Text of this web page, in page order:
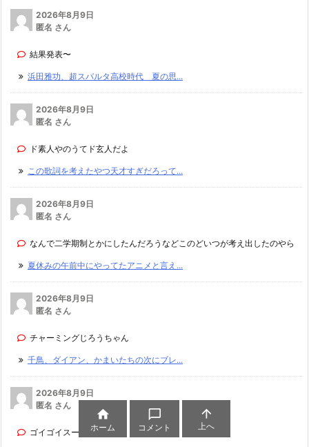
2026年8月9日
匿名 さん
結果発表〜
浜田雅功、超スパルタ高校時代 夏の思...
2026年8月9日
匿名 さん
ド素人やのうてド玄人だよ
この歌詞を考えたやつ天才すぎだろって...
2026年8月9日
匿名 さん
なんで二学期制とかにしたんだろうなどこのどいつが考え出したのやら
夏休みの午前中にやってたアニメと言え...
2026年8月9日
匿名 さん
チャーミングじろうちゃん
千鳥、ダイアン、かまいたちの次にブレ...
2026年8月9日
匿名 さん
ゴイゴイスー

ホーム

コメント

上へ